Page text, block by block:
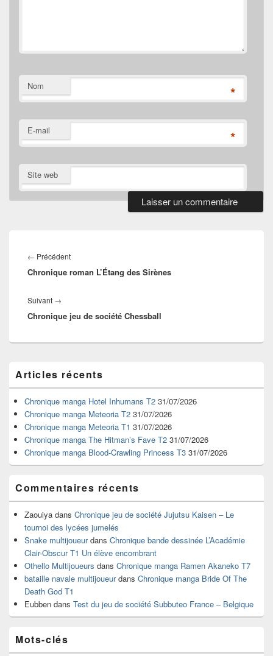
Nom *
E-mail *
Site web
de
l’article
← PrécédentArticle
précédent :
Chronique roman L’Étang des Sirènes
Suivant →
suivant :
Chronique jeu de société Chessball
principale
de
widget
pour
barre
latérale
Articles récents
Chronique manga Hotel Inhumans T2 31/07/2026
Chronique manga Meteoria T2 31/07/2026
Chronique manga Meteoria T1 31/07/2026
Chronique manga The Hitman’s Fave T2 31/07/2026
Chronique manga Blood-Crawling Princess T3 31/07/2026
Commentaires récents
Zaouiya dans Chronique jeu de société Jujutsu Kaisen – Le
tournoi des lycées jumelés
Snake multijoueurdans Chronique bande dessinée L’Académie
Clair-Obscur T1 Un élève encombrant
Othello Multijoueurs dans Chronique manga Ramen Akaneko T7
bataille navale multijoueurdans Chronique manga Bride Of The
Death God T1
Eubben dans Test du jeu de société Subbuteo France – Belgique
Mots-clés